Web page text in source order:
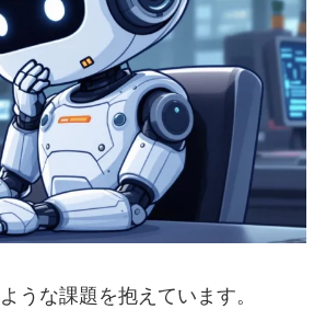
うな課題を抱えています。